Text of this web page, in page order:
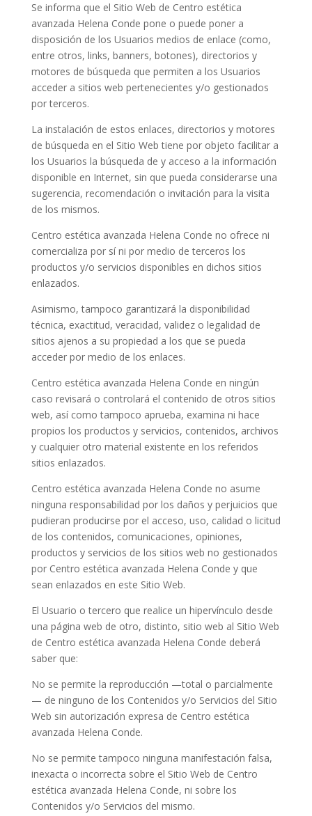
Se informa que el Sitio Web de Centro estética
avanzada Helena Conde pone o puede poner a
disposición de los Usuarios medios de enlace (como,
entre otros, links, banners, botones), directorios y
motores de búsqueda que permiten a los Usuarios
acceder a sitios web pertenecientes y/o gestionados
por terceros.
La instalación de estos enlaces, directorios y motores
de búsqueda en el Sitio Web tiene por objeto facilitar a
los Usuarios la búsqueda de y acceso a la información
disponible en Internet, sin que pueda considerarse una
sugerencia, recomendación o invitación para la visita
de los mismos.
Centro estética avanzada Helena Conde no ofrece ni
comercializa por sí ni por medio de terceros los
productos y/o servicios disponibles en dichos sitios
enlazados.
Asimismo, tampoco garantizará la disponibilidad
técnica, exactitud, veracidad, validez o legalidad de
sitios ajenos a su propiedad a los que se pueda
acceder por medio de los enlaces.
Centro estética avanzada Helena Conde en ningún
caso revisará o controlará el contenido de otros sitios
web, así como tampoco aprueba, examina ni hace
propios los productos y servicios, contenidos, archivos
y cualquier otro material existente en los referidos
sitios enlazados.
Centro estética avanzada Helena Conde no asume
ninguna responsabilidad por los daños y perjuicios que
pudieran producirse por el acceso, uso, calidad o licitud
de los contenidos, comunicaciones, opiniones,
productos y servicios de los sitios web no gestionados
por Centro estética avanzada Helena Conde y que
sean enlazados en este Sitio Web.
El Usuario o tercero que realice un hipervínculo desde
una página web de otro, distinto, sitio web al Sitio Web
de Centro estética avanzada Helena Conde deberá
saber que:
No se permite la reproducción —total o parcialmente
— de ninguno de los Contenidos y/o Servicios del Sitio
Web sin autorización expresa de Centro estética
avanzada Helena Conde.
No se permite tampoco ninguna manifestación falsa,
inexacta o incorrecta sobre el Sitio Web de Centro
estética avanzada Helena Conde, ni sobre los
Contenidos y/o Servicios del mismo.